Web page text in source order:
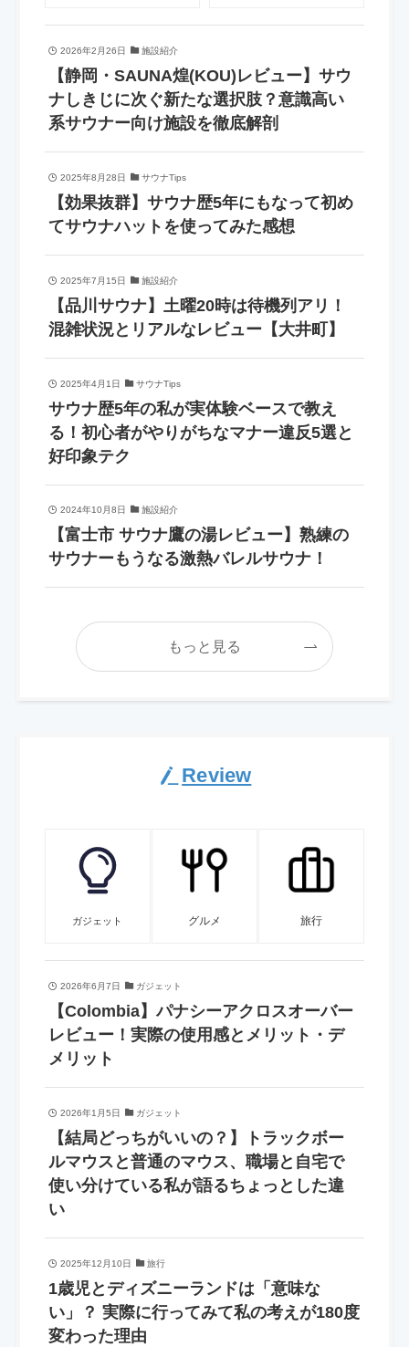
2026年2月26日 施設紹介
【静岡・SAUNA煌(KOU)レビュー】サウ
ナしきじに次ぐ新たな選択肢？意識高い
系サウナー向け施設を徹底解剖
2025年8月28日 サウナTips
【効果抜群】サウナ歴5年にもなって初め
てサウナハットを使ってみた感想
2025年7月15日 施設紹介
【品川サウナ】土曜20時は待機列アリ！
混雑状況とリアルなレビュー【大井町】
2025年4月1日 サウナTips
サウナ歴5年の私が実体験ベースで教え
る！初心者がやりがちなマナー違反5選と
好印象テク
2024年10月8日 施設紹介
【富士市 サウナ鷹の湯レビュー】熟練の
サウナーもうなる激熱バレルサウナ！
もっと見る
Review
ガジェット グルメ 旅行
2026年6月7日 ガジェット
【Colombia】パナシーアクロスオーバー
レビュー！実際の使用感とメリット・デ
メリット
2026年1月5日 ガジェット
【結局どっちがいいの？】トラックボー
ルマウスと普通のマウス、職場と自宅で
使い分けている私が語るちょっとした違
い
2025年12月10日 旅行
1歳児とディズニーランドは「意味な
い」？ 実際に行ってみて私の考えが180度
変わった理由